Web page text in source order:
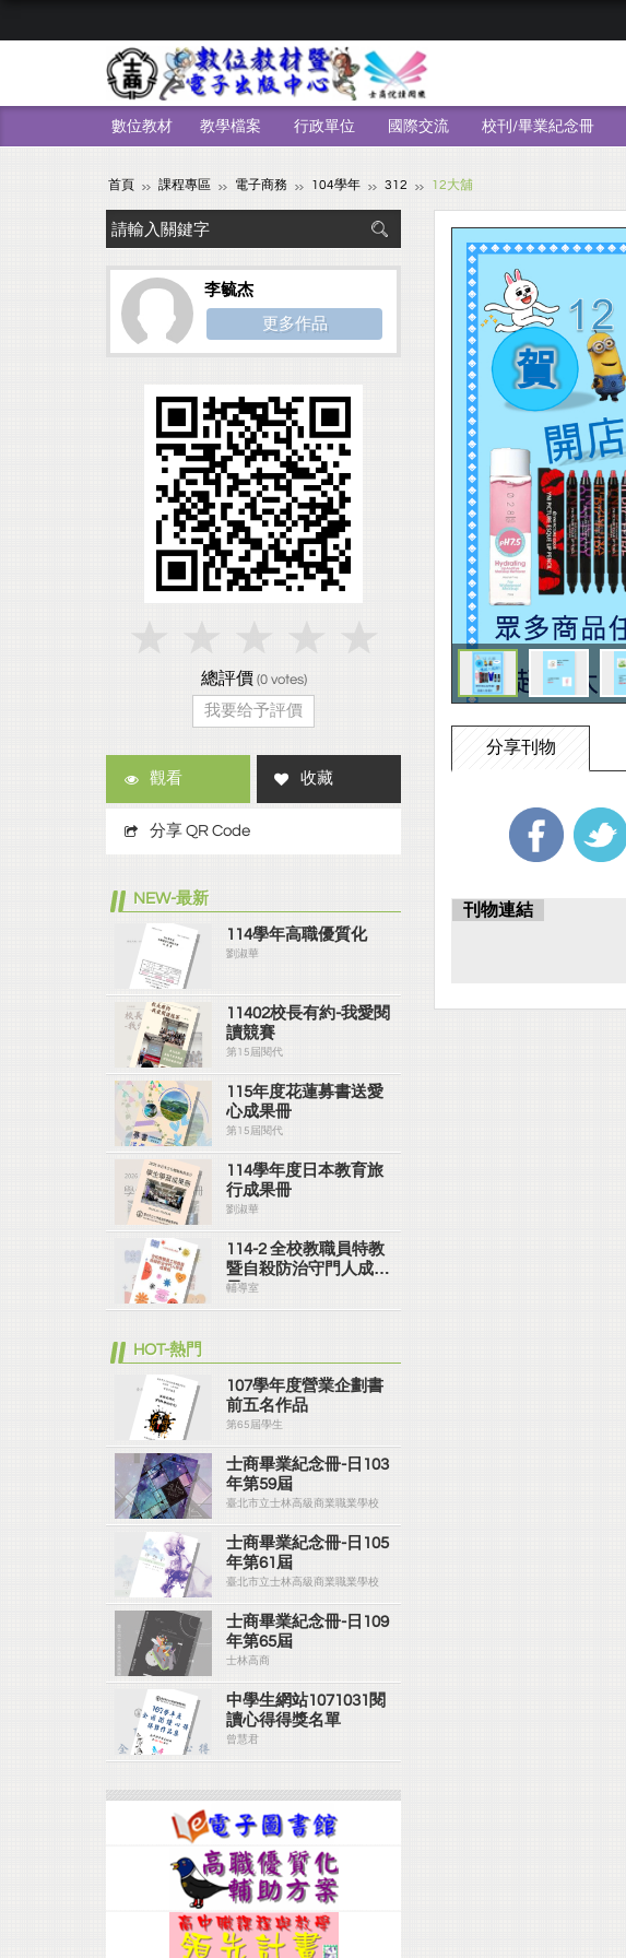
數位教材 教學檔案 行政單位 國際交流 校刊/畢業紀念冊
首頁 課程專區 電子商務 104學年 312 12大舖
分享刊物
刊物連結
李毓杰
更多作品
總評價 (0votes)
我要给予評價
觀看 收藏
分享 QR Code
NEW-最新
114學年高職優質化
劉淑華
11402校長有約-我愛閱
讀競賽
第15屆閱代
115年度花蓮募書送愛
心成果冊
第15屆閱代
114學年度日本教育旅
行成果冊
劉淑華
114-2 全校教職員特教
暨自殺防治守門人成果
冊
輔導室
HOT-熱門
107學年度營業企劃書
前五名作品
第65屆學生
士商畢業紀念冊-日103
年第59屆
臺北市立士林高級商業職業學校
士商畢業紀念冊-日105
年第61屆
臺北市立士林高級商業職業學校
士商畢業紀念冊-日109
年第65屆
士林高商
中學生網站1071031閱
讀心得得獎名單
曾慧君